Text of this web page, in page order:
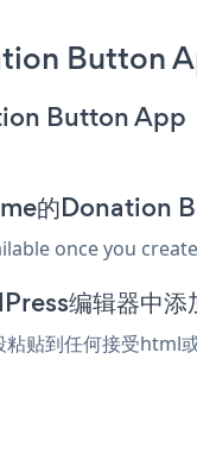
Button
Button App
的Donation
once you
编辑器中添
贴到任何接受html